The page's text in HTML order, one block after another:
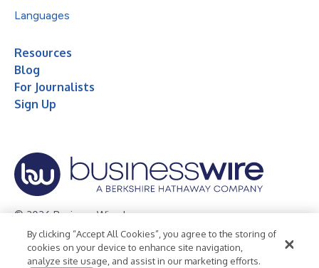
Languages
Resources
Blog
For Journalists
Sign Up
© 2026 Business Wire, Inc.
Privacy Policy Cookie Policy
Accessibility Statement
Terms of Use
Legal
By clicking “Accept All Cookies”, you agree to the storing of
cookies on your device to enhance site navigation,
analyze site usage, and assist in our marketing efforts.